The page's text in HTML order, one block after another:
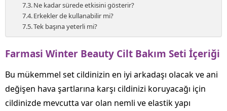
Ne kadar sürede etkisini gösterir?
Erkekler de kullanabilir mi?
Tek başına yeterli mi?
Farmasi Winter Beauty Cilt Bakım Seti İçeriği
Bu mükemmel set cildinizin en iyi arkadaşı olacak ve ani
değişen hava şartlarına karşı cildinizi koruyacağı için
cildinizde mevcutta var olan nemli ve elastik yapı